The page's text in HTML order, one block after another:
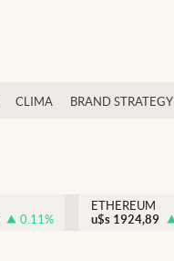
CLIMA BRAND STRATEGY
0.11%
ETHEREUM
u$s 1924,89